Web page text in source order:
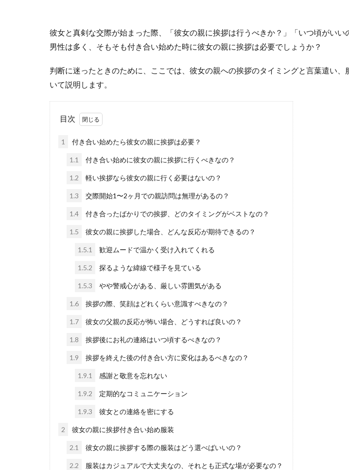
彼女と真剣な交際が始まった際、「彼女の親に挨拶は行うべきか？」「いつ頃がいい
男性は多く、そもそも付き合い始めた時に彼女の親に挨拶は必要でしょうか？
判断に迷ったときのために、ここでは、彼女の親への挨拶のタイミングと言葉遣い、
いて説明します。
目次
1 付き合い始めたら彼女の親に挨拶は必要？
1.1 付き合い始めに彼女の親に挨拶に行くべきなの？
1.2 軽い挨拶なら彼女の親に行く必要はないの？
1.3 交際開始1〜2ヶ月での親訪問は無理があるの？
1.4 付き合ったばかりでの挨拶、どのタイミングがベストなの？
1.5 彼女の親に挨拶した場合、どんな反応が期待できるの？
1.5.1 歓迎ムードで温かく受け入れてくれる
1.5.2 探るような緯線で様子を見ている
1.5.3 やや警戒心がある、厳しい雰囲気がある
1.6 挨拶の際、笑顔はどれくらい意識すべきなの？
1.7 彼女の父親の反応が怖い場合、どうすれば良いの？
1.8 挨拶後にお礼の連絡はいつ頃するべきなの？
1.9 挨拶を終えた後の付き合い方に変化はあるべきなの？
1.9.1 感謝と敬意を忘れない
1.9.2 定期的なコミュニケーション
1.9.3 彼女との連絡を密にする
2 彼女の親に挨拶付き合い始め服装
2.1 彼女の親に挨拶する際の服装はどう選べばいいの？
2.2 服装はカジュアルで大丈夫なの、それとも正式な場が必要なの？